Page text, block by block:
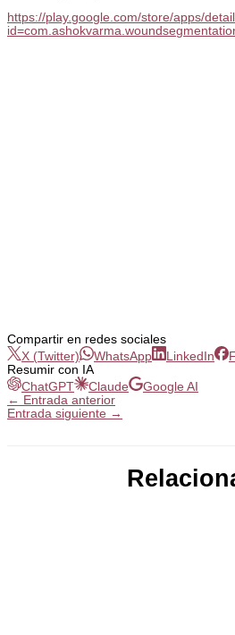
https://play.google.com/store/apps/
Compartir en redes sociales
X (Twitter)
WhatsApp LinkedIn
Resumir con IA
ChatGPT
Claude
Google AI
← Entrada anterior
Entrada siguiente →